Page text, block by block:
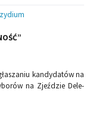
kandydatów na
na Zjeździe Dele­